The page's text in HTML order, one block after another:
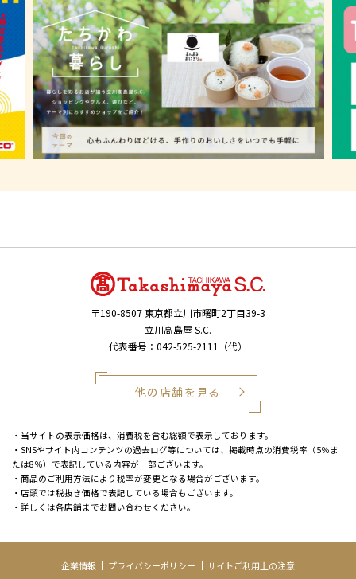
〒190-8507 東京都立川市曙町2丁目39-3
立川高島屋 S.C.
代表番号：042-525-2111（代）
・当サイトの表示価格は、消費税を含む総額で表示しております。
・SNSやサイト内コンテンツの過去ログ等については、掲載時点の消費税率（5％ま
たは8％）で表記している内容が一部ございます。
・商品のご利用方法により税率が変更となる場合がございます。
・店頭では税抜き価格で表記している場合もございます。
・詳しくは各店舗までお問い合わせください。
他の店舗を見る
企業情報 プライバシーポリシー
サイトご利用上の注意